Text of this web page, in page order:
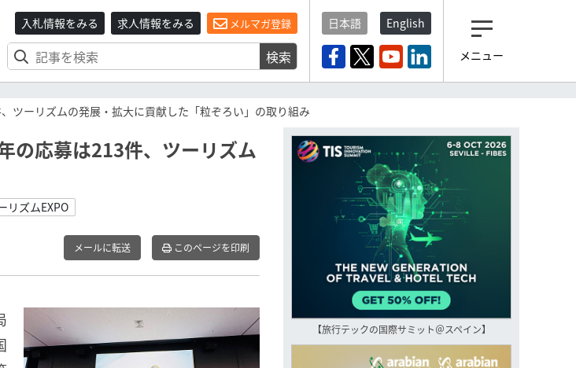
入札情報をみる 求人情報をみる メルマガ登録
検索
日本語 English
メニュー
ツーリズムの発展・拡大に貢献した「粒ぞろい」の取り組み
の応募は213件、ツーリズム
リズムEXPO
メールに転送 このページを印刷
【旅行テックの国際サミット＠スペイン】
観光産業ニュース「トラベ
登録済みですよね？
もし未だ登録していないなら…
いますぐ登録する